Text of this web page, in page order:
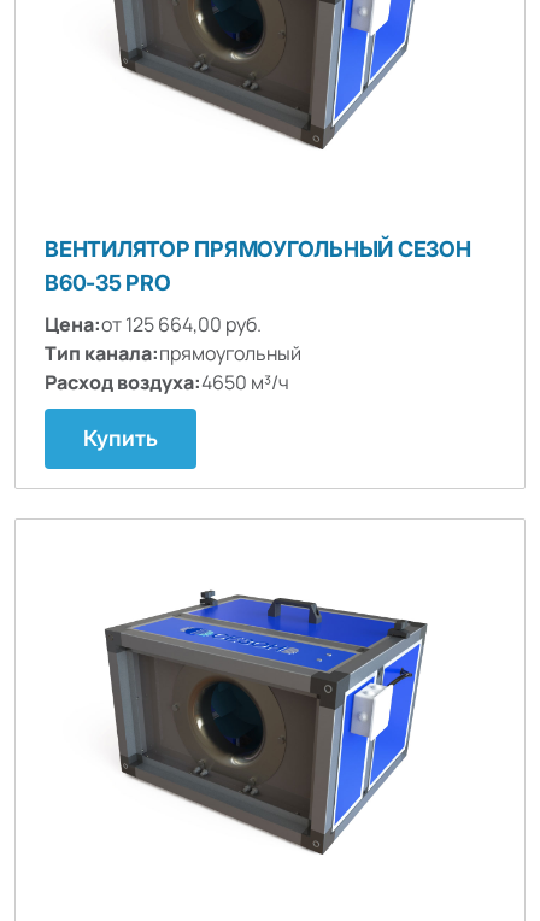
ВЕНТИЛЯТОР ПРЯМОУГОЛЬНЫЙ СЕЗОН
B60-35 PRO
Цена:от 125 664,00 руб.
Тип канала:прямоугольный
Расход воздуха:4650 м³/ч
Купить